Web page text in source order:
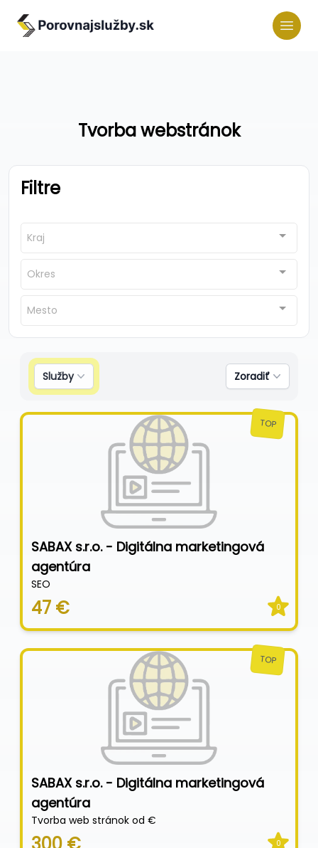
Tvorba webstránok
Filtre
Kraj
Okres
Mesto
Služby Zoradiť
TOP
SABAX s.r.o. - Digitálna marketingová
agentúra
SEO
47 € 0
TOP
SABAX s.r.o. - Digitálna marketingová
agentúra
Tvorba web stránok od €
0